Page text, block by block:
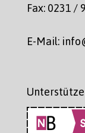
Fax: 0231 /
E-Mail: